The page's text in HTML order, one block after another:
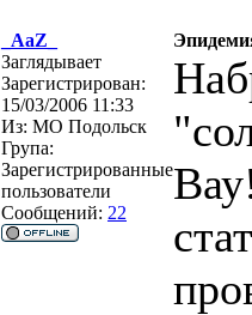
_AaZ_
Заглядывает
Зарегистрирован:
15/03/2006 11:33
Из: МО Подольск
Група:
Зарегистрированные
пользователи
Сообщений: 22